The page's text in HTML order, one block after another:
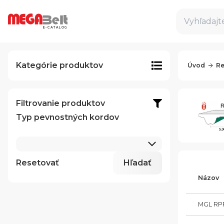
E-CATALOG
Kategórie produktov
Filtrovanie produktov
Typ pevnostných kordov
Resetovať Hľadať
Úvod
Názov
MGL